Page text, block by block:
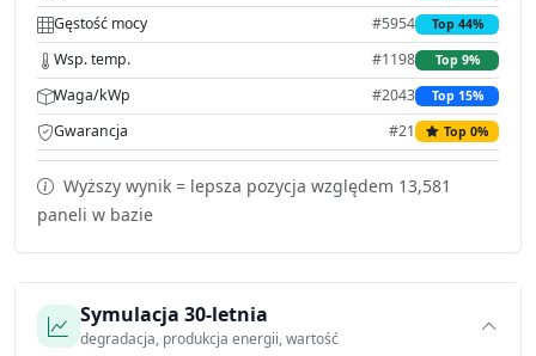
Gęstość mocy #5954 Top 44%
Wsp. temp. #1198 Top 9%
Waga/kWp #2043 Top 15%
Gwarancja #21 Top 0%
Wyższy wynik = lepsza pozycja względem 13,581
paneli w bazie
Symulacja 30-letnia
degradacja, produkcja energii, wartość